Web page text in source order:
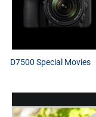
D7500 Special Movies